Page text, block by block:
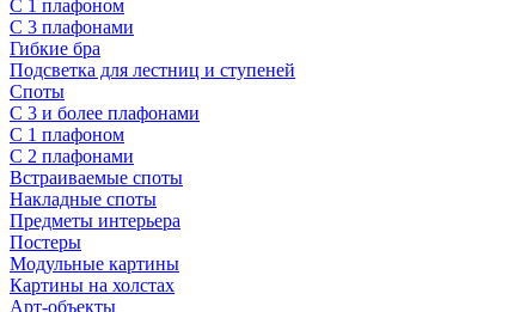
С 1 плафоном
С 3 плафонами
Гибкие бра
Подсветка для лестниц и ступеней
Споты
С 3 и более плафонами
С 1 плафоном
С 2 плафонами
Встраиваемые споты
Накладные споты
Предметы интерьера
Постеры
Модульные картины
Картины на холстах
Арт-объекты